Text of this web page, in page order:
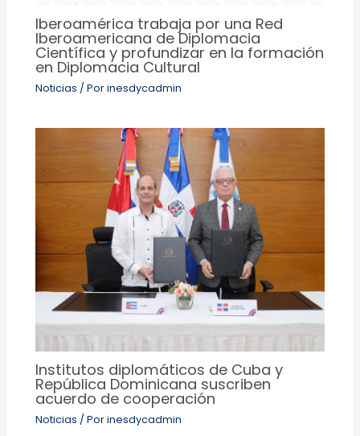
Iberoamérica trabaja por una Red
Iberoamericana de Diplomacia
Científica y profundizar en la formación
en Diplomacia Cultural
Noticias / Porinesdycadmin
Institutos diplomáticos de Cuba y
República Dominicana suscriben
acuerdo de cooperación
Noticias / Porinesdycadmin